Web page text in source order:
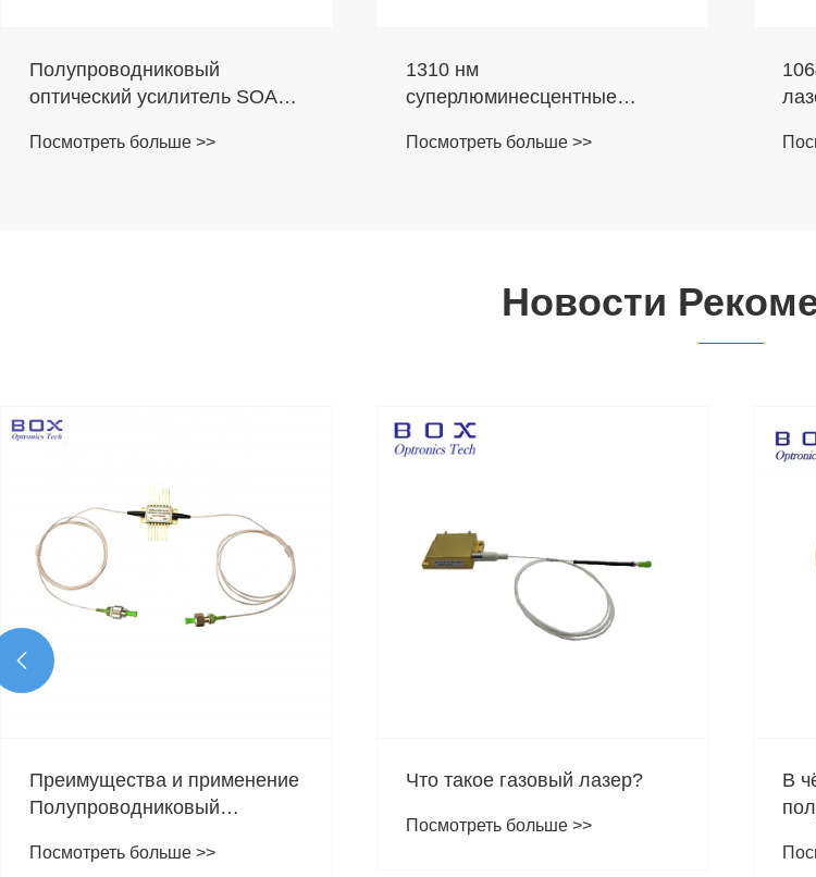
1310 нм
суперлюминесцентные
Laser Diode
Посмотреть больше >>
1064 нм инфракрасный DFB-
лазерный диод мощностью
Посмотреть больше >>
Новости
Что такое газовый лазер?
В чём разница между
лазерами и волоконным
